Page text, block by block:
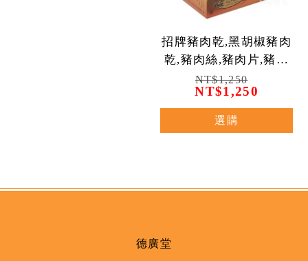
招牌豬肉乾,黑胡椒豬肉
乾,豬肉絲,豬肉片,豬肉
角,豬肉鬆(7
NT$1,250
NT$1,250
選購
德廣堂